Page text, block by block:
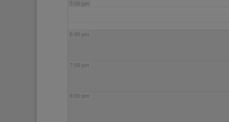
5:00 pm
6:00 pm
7:00 pm
8:00 pm